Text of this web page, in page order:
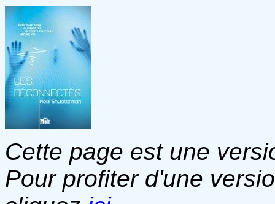
Cette page est une
Pour profiter d'une